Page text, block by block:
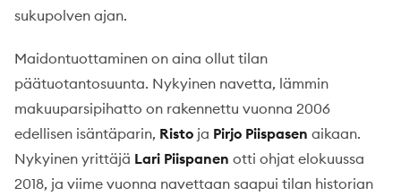
sukupolven ajan.
Maidontuottaminen on aina ollut tilan
päätuotantosuunta. Nykyinen navetta, lämmin
makuuparsipihatto on rakennettu vuonna 2006
edellisen isäntäparin, Risto ja Pirjo Piispasen aikaan.
Nykyinen yrittäjä Lari Piispanen otti ohjat elokuussa
2018, ja viime vuonna navettaan saapui tilan historian